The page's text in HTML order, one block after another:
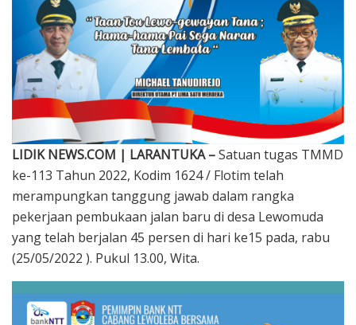
LIDIK NEWS.COM | LARANTUKA –Satuan tugas TMMD
ke-113 Tahun 2022, Kodim 1624 / Flotim telah
merampungkan tanggung jawab dalam rangka
pekerjaan pembukaan jalan baru di desa Lewomuda
yang telah berjalan 45 persen di hari ke15 pada, rabu
(25/05/2022 ). Pukul 13.00, Wita.